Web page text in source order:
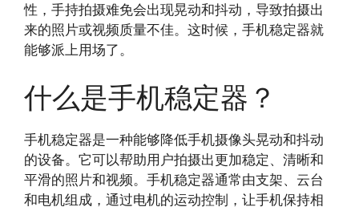
性，手持拍摄难免会出现晃动和抖动，导致拍摄出
来的照片或视频质量不佳。这时候，手机稳定器就
能够派上用场了。
什么是手机稳定器？
手机稳定器是一种能够降低手机摄像头晃动和抖动
的设备。它可以帮助用户拍摄出更加稳定、清晰和
平滑的照片和视频。手机稳定器通常由支架、云台
和电机组成，通过电机的运动控制，让手机保持相